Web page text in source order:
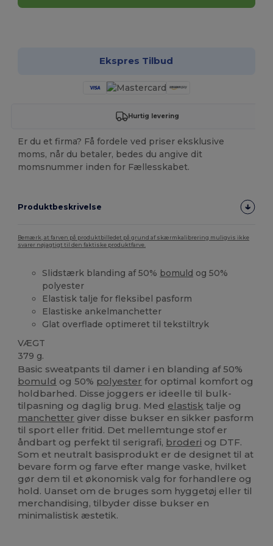
Ekspres Tilbud
Hurtig levering
Er du et firma? Få fordele ved priser eksklusive
moms, når du betaler, bedes du angive dit
momsnummer inden for Fællesskabet.
Produktbeskrivelse
Bemærk, at farven på produktbilledet på grund af skærmkalibrering muligvis ikke
svarer nøjagtigt til den faktiske produktfarve.
Slidstærk blanding af 50% bomuld og 50%
polyester
Elastisk talje for fleksibel pasform
Elastiske ankelmanchetter
Glat overflade optimeret til tekstiltryk
VÆGT
379 g.
Basic sweatpants til damer i en blanding af 50%
bomuld og 50% polyester for optimal komfort og
holdbarhed. Disse joggers er ideelle til bulk-
tilpasning og daglig brug. Med elastisk talje og
manchetter giver disse bukser en sikker pasform
til sport eller fritid. Det mellemtunge stof er
åndbart og perfekt til serigrafi, broderi og DTF.
Som et neutralt basisprodukt er de designet til at
bevare form og farve efter mange vaske, hvilket
gør dem til et økonomisk valg for forhandlere og
hold. Uanset om de bruges som hyggetøj eller til
merchandising, tilbyder disse bukser en
minimalistisk æstetik.